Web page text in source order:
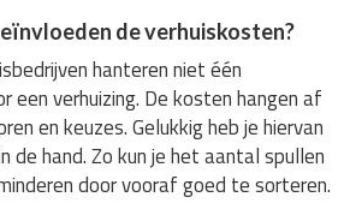
de verhuiskosten?
hanteren niet één
een verhuizing. De kosten hangen af
en keuzes. Gelukkig heb je hiervan
de hand. Zo kun je het aantal spullen
door vooraf goed te sorteren.